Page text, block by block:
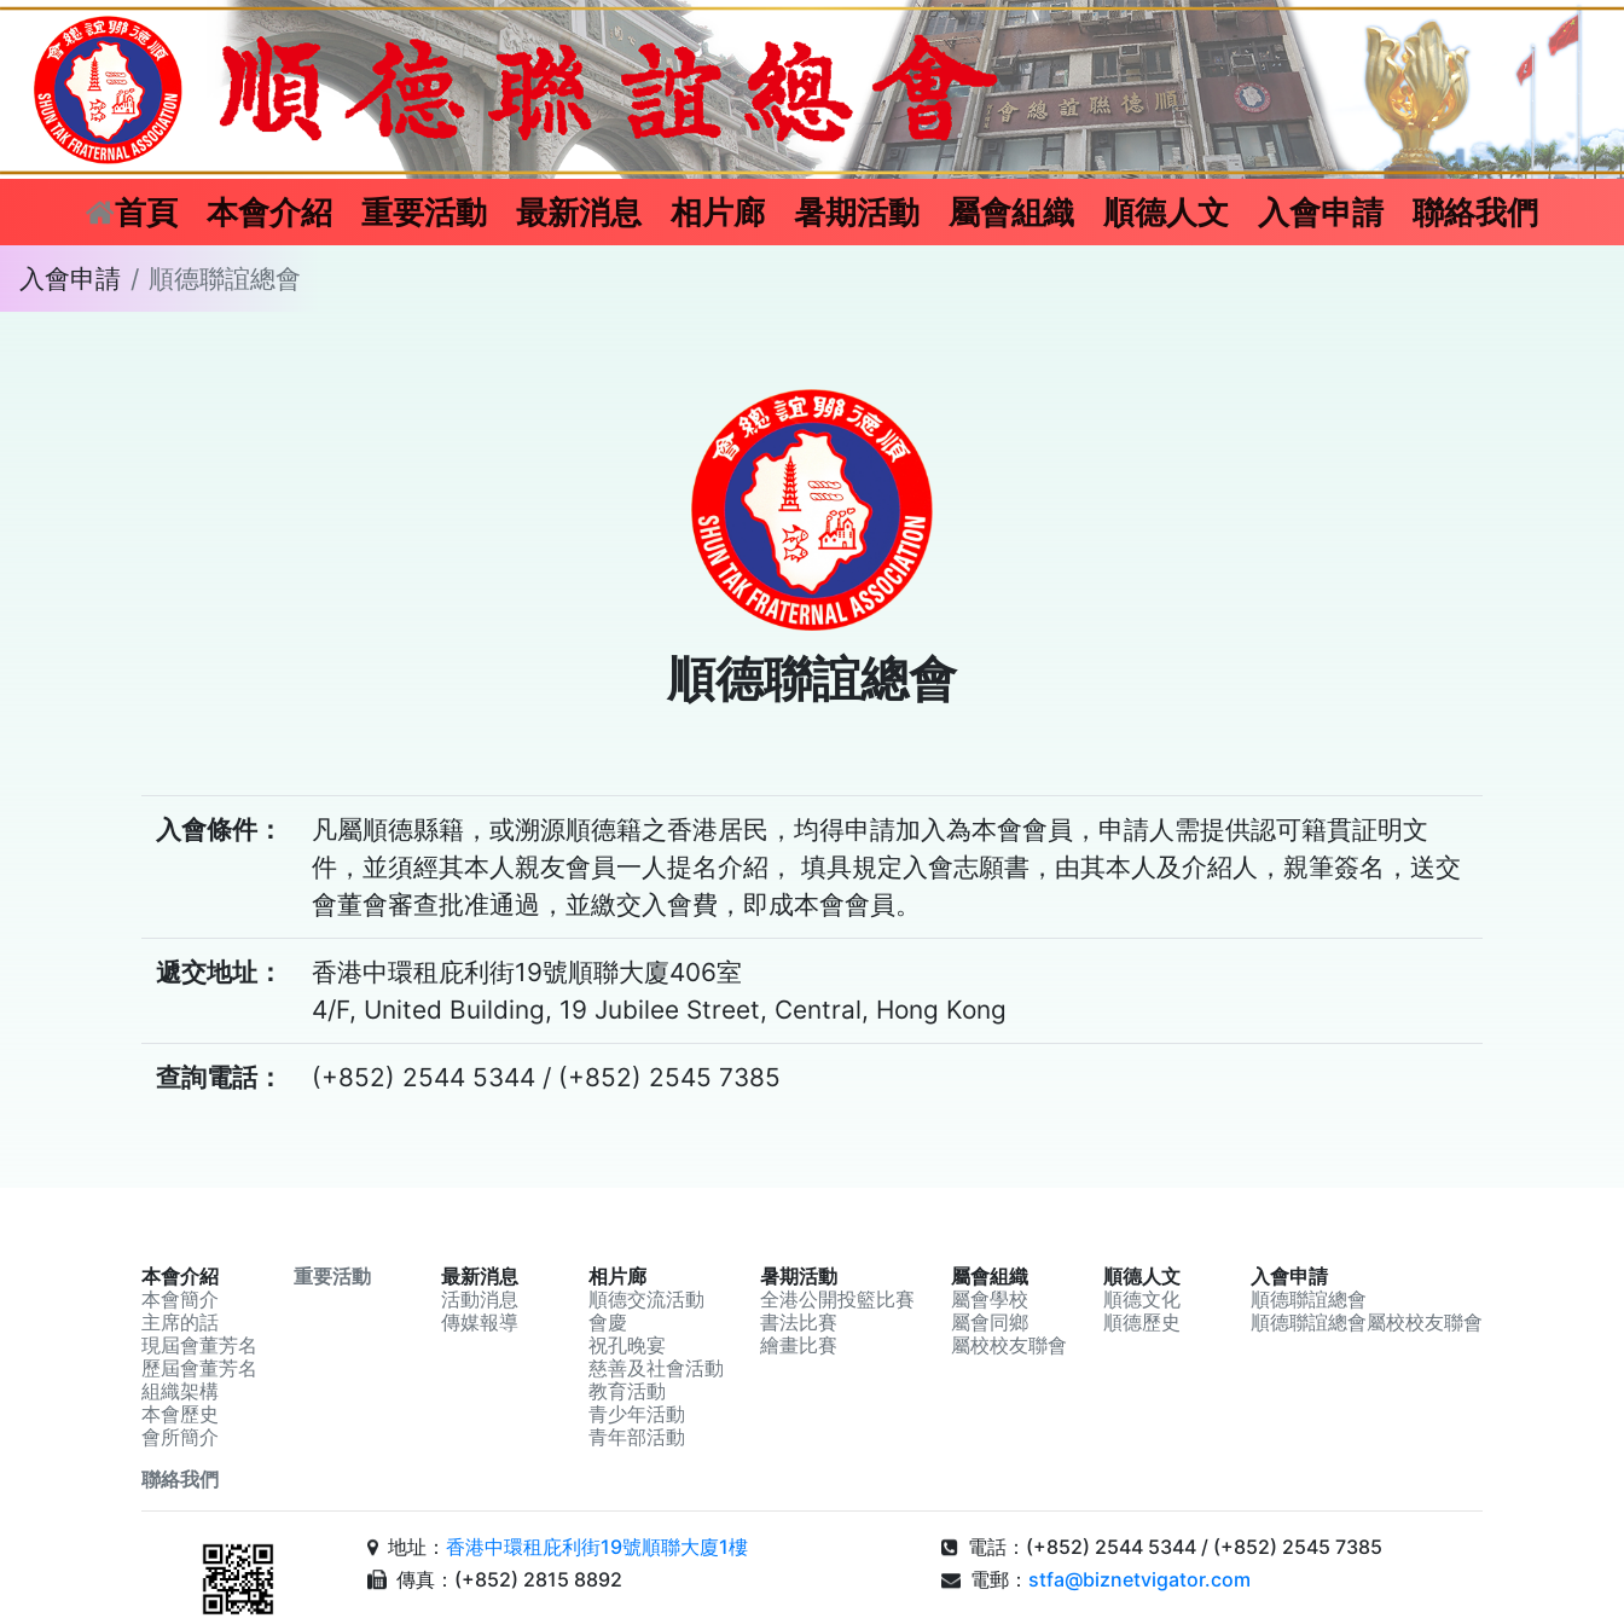
首頁(current)
本會介紹 重要活動 最新消息 相片廊 暑期活動 屬會組織 順德人文 入會申請 聯絡我們
入會申請 順德聯誼總會
順德聯誼總會
入會條件：
凡屬順德縣籍，或溯源順德籍之香港居民，均得申請加入為本會會員，申請人需提供認可籍貫証明文
件，並須經其本人親友會員一人提名介紹， 填具規定入會志願書，由其本人及介紹人，親筆簽名，送交
會董會審查批准通過，並繳交入會費，即成本會會員。
遞交地址：
香港中環租庇利街19號順聯大廈406室
4/F, United Building, 19 Jubilee Street, Central, Hong Kong
查詢電話： (+852) 2544 5344 / (+852) 2545 7385
本會介紹
本會簡介
主席的話
現屆會董芳名
歷屆會董芳名
組織架構
本會歷史
會所簡介
重要活動
最新消息
活動消息
傳媒報導
相片廊
順德交流活動
會慶
祝孔晚宴
慈善及社會活動
教育活動
青少年活動
青年部活動
暑期活動
全港公開投籃比賽
書法比賽
繪畫比賽
屬會組織
屬會學校
屬會同鄉
屬校校友聯會
順德人文
順德文化
順德歷史
入會申請
順德聯誼總會
順德聯誼總會屬校校友聯會
聯絡我們
地址： 香港中環租庇利街19號順聯大廈1樓
電話：(+852) 2544 5344 / (+852) 2545 7385
傳真：(+852) 2815 8892
電郵： stfa@biznetvigator.com